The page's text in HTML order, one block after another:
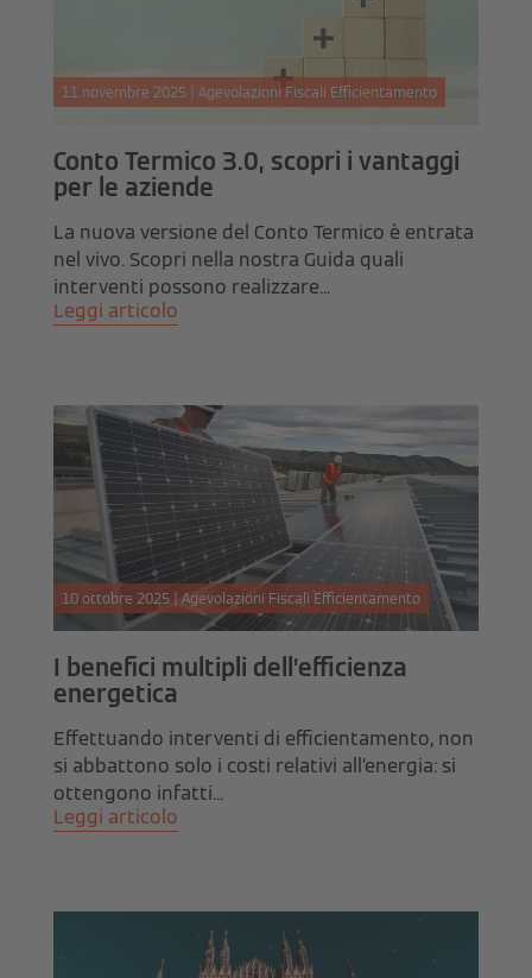
11 novembre 2025 | Agevolazioni Fiscali Efficientamento
Conto Termico 3.0, scopri i vantaggi
per le aziende
La nuova versione del Conto Termico è entrata
nel vivo. Scopri nella nostra Guida quali
interventi possono realizzare...
Leggi articolo
10 ottobre 2025 | Agevolazioni Fiscali Efficientamento
I benefici multipli dell’efficienza
energetica
Effettuando interventi di efficientamento, non
si abbattono solo i costi relativi all’energia: si
ottengono infatti...
Leggi articolo